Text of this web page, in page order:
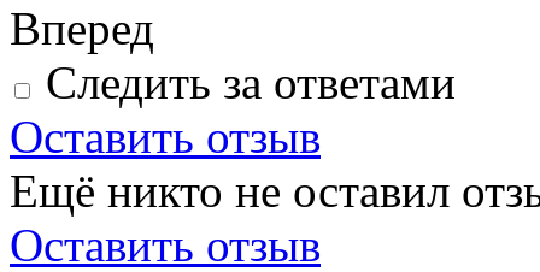
Вперед
Следить за ответами
Оставить отзыв
Ещё никто не оставил
Оставить отзыв